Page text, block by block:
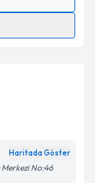
almanız
No:46